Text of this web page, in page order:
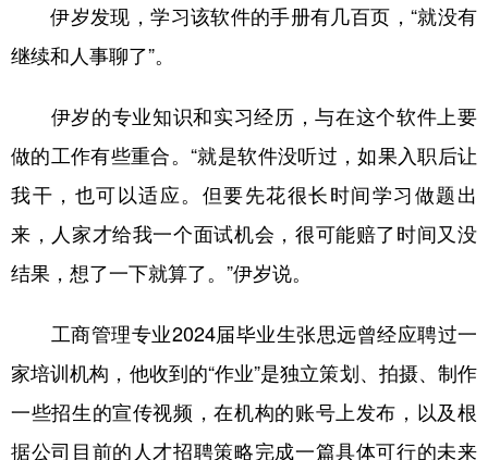
伊岁发现，学习该软件的手册有几百页，“就没有
继续和人事聊了”。
伊岁的专业知识和实习经历，与在这个软件上要
做的工作有些重合。“就是软件没听过，如果入职后让
我干，也可以适应。但要先花很长时间学习做题出
来，人家才给我一个面试机会，很可能赔了时间又没
结果，想了一下就算了。”伊岁说。
工商管理专业2024届毕业生张思远曾经应聘过一
家培训机构，他收到的“作业”是独立策划、拍摄、制作
一些招生的宣传视频，在机构的账号上发布，以及根
据公司目前的人才招聘策略完成一篇具体可行的未来